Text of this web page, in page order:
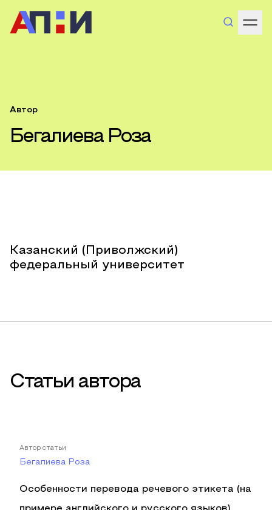
Автор
Бегалиева Роза
Казанский (Приволжский)
федеральный университет
Статьи автора
Автор статьи
Бегалиева Роза
Особенности перевода речевого этикета (на